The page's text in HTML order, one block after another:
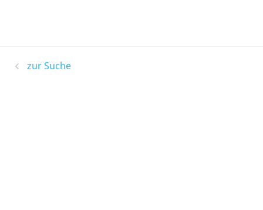
zur Suche